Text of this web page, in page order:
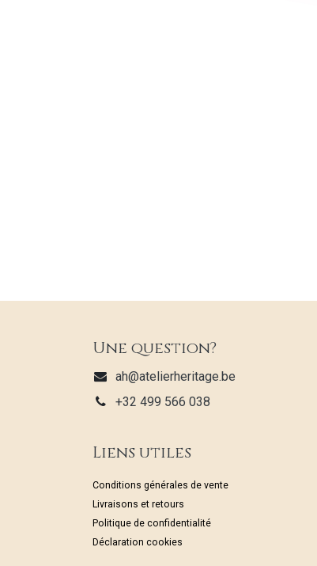
Une question?
ah@atelierheritage.be
+32 499 566 038
Liens utiles
Conditions générales de vente
Livraisons et retours
Politique de confidentialité
Déclaration cookies